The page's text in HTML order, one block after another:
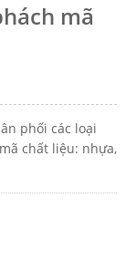
mã
phối các loại
chất liệu: nhựa,